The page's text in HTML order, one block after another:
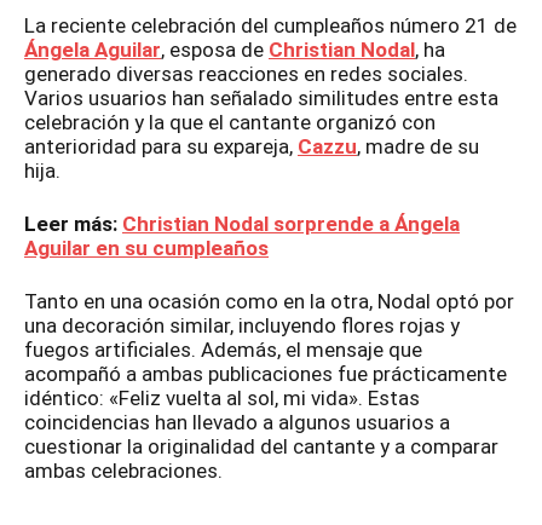
La reciente celebración del cumpleaños número 21 de
Ángela Aguilar, esposa de Christian Nodal, ha
generado diversas reacciones en redes sociales.
Varios usuarios han señalado similitudes entre esta
celebración y la que el cantante organizó con
anterioridad para su expareja, Cazzu, madre de su
hija.
Leer más: Christian Nodal sorprende a Ángela
Aguilar en su cumpleaños
Tanto en una ocasión como en la otra, Nodal optó por
una decoración similar, incluyendo flores rojas y
fuegos artificiales. Además, el mensaje que
acompañó a ambas publicaciones fue prácticamente
idéntico: «Feliz vuelta al sol, mi vida». Estas
coincidencias han llevado a algunos usuarios a
cuestionar la originalidad del cantante y a comparar
ambas celebraciones.